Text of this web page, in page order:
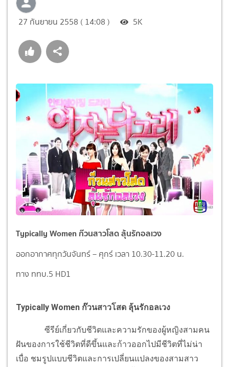
27 กันยายน 2558 ( 14:08 ) 5K
Typically Women ก๊วนสาวโสด ลุ้นรักอลเวง
ออกอากาศทุกวันจันทร์ – ศุกร์ เวลา 10.30-11.20 น.
ทาง ททบ.5 HD1
Typically Women ก๊วนสาวโสด ลุ้นรักอลเวง
ซีรีย์เกี่ยวกับชีวิตและความรักของผู้หญิงสามคน
ฝันของการใช้ชีวิตที่ดีขึ้นและก้าวออกไปมีชีวิตที่ไม่น่า
เบื่อ ชมรูปแบบชีวิตและการเปลี่ยนแปลงของสามสาว